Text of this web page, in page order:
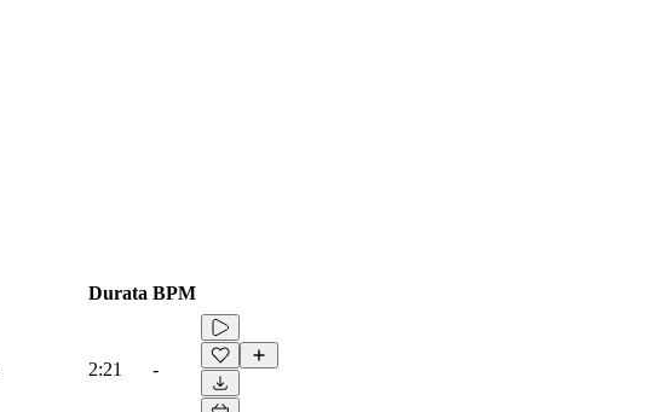
Durata BPM
2:21 -